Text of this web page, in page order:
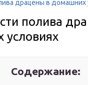
драцены в домашних
полива
Содержание: